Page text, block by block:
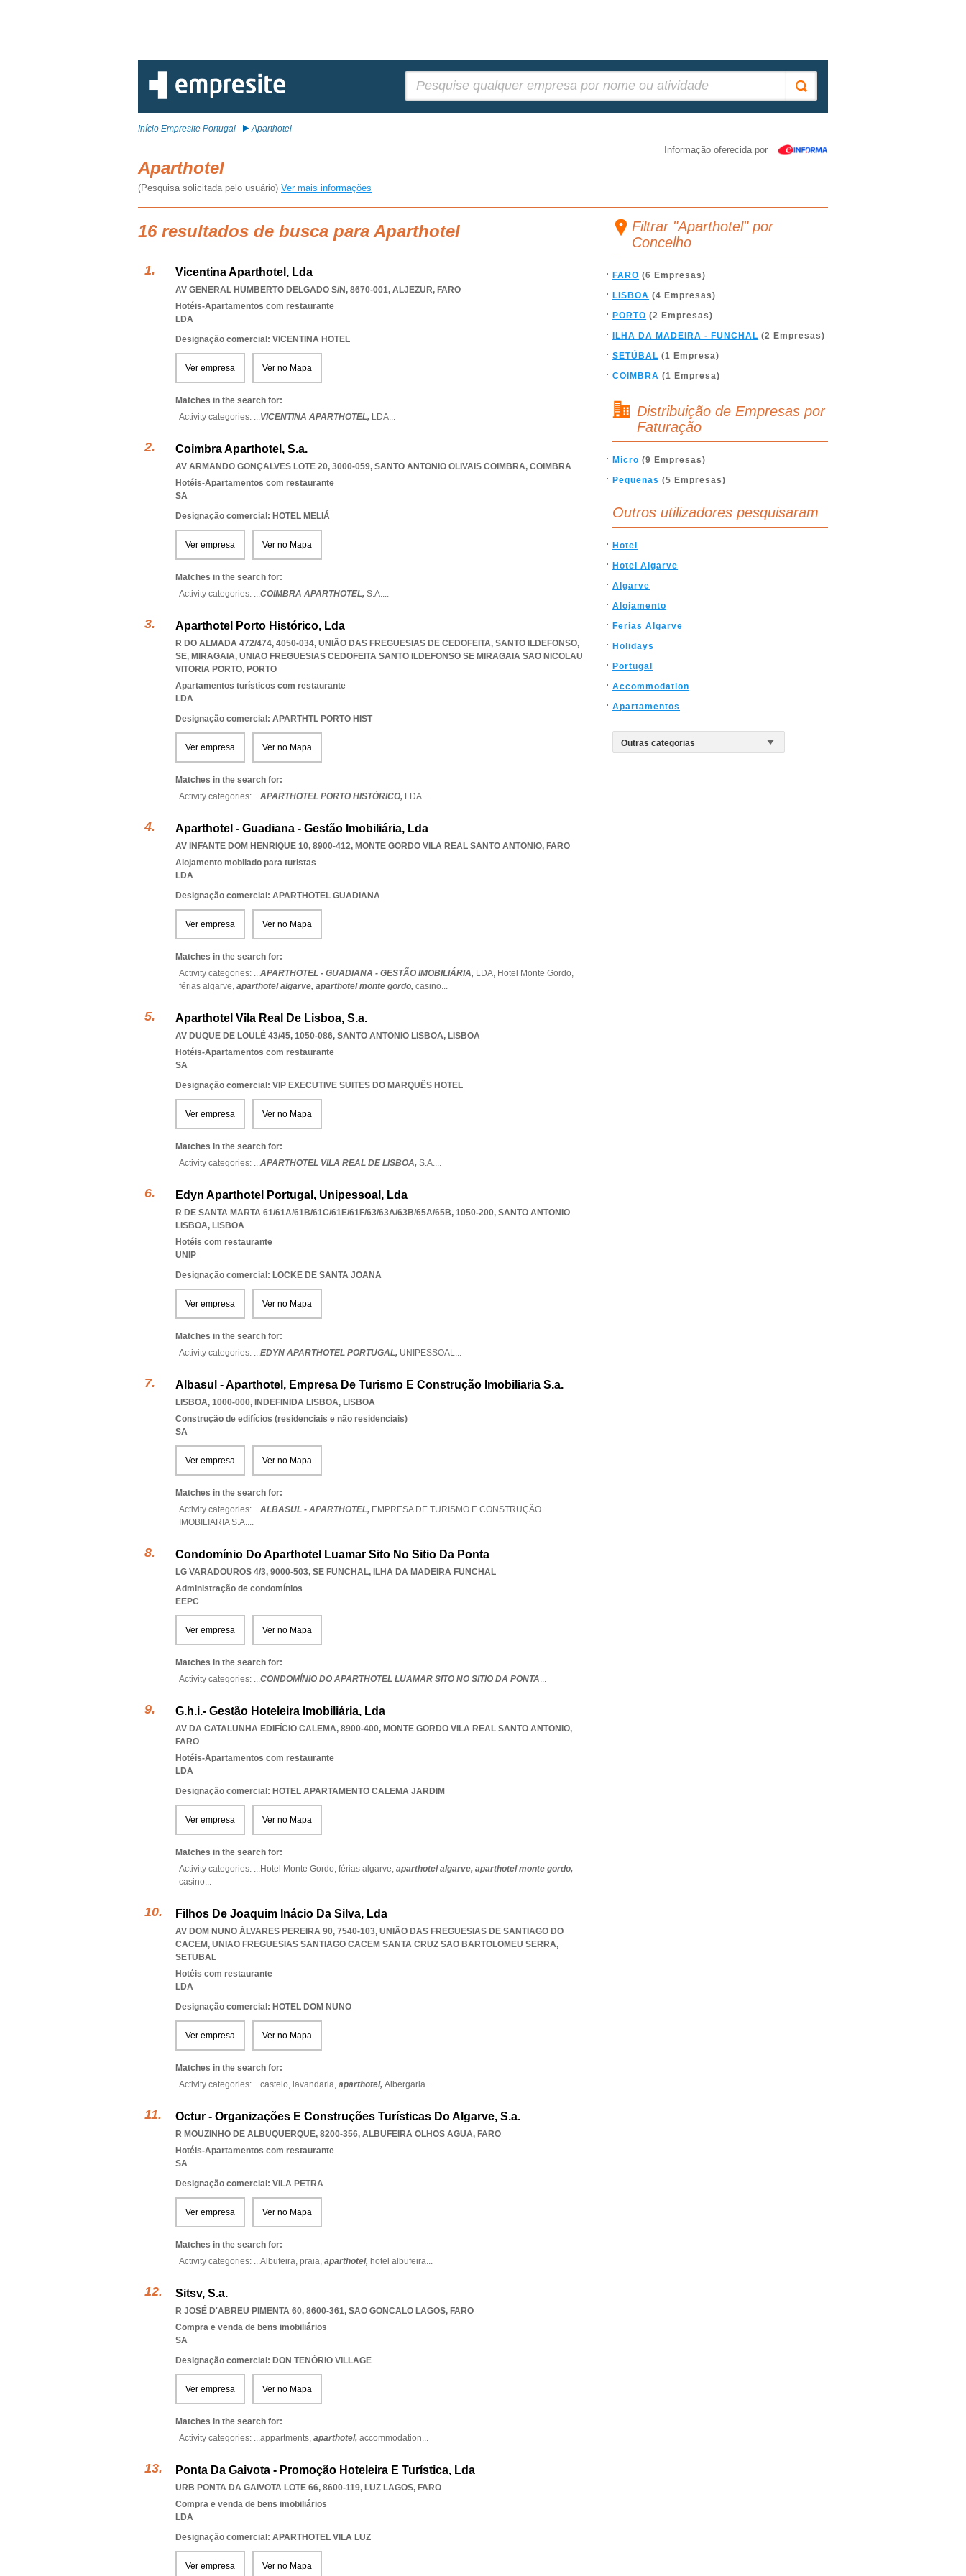
Início Empresite Portugal Aparthotel
Informação oferecida por
Aparthotel
(Pesquisa solicitada pelo usuário) Ver mais informações
16 resultados de busca para Aparthotel
Vicentina Aparthotel, Lda
AV GENERAL HUMBERTO DELGADO S/N, 8670-001, ALJEZUR, FARO
Hotéis-Apartamentos com restaurante
LDA
Designação comercial: VICENTINA HOTEL
Ver empresa Ver no Mapa
Matches in the search for:
Activity categories: ...VICENTINA APARTHOTEL, LDA...
Coimbra Aparthotel, S.a.
AV ARMANDO GONÇALVES LOTE 20, 3000-059, SANTO ANTONIO OLIVAIS COIMBRA, COIMBRA
Hotéis-Apartamentos com restaurante
SA
Designação comercial: HOTEL MELIÁ
Ver empresa Ver no Mapa
Matches in the search for:
Activity categories: ...COIMBRA APARTHOTEL, S.A....
Aparthotel Porto Histórico, Lda
R DO ALMADA 472/474, 4050-034, UNIÃO DAS FREGUESIAS DE CEDOFEITA, SANTO ILDEFONSO,
SE, MIRAGAIA, UNIAO FREGUESIAS CEDOFEITA SANTO ILDEFONSO SE MIRAGAIA SAO NICOLAU
VITORIA PORTO, PORTO
Apartamentos turísticos com restaurante
LDA
Designação comercial: APARTHTL PORTO HIST
Ver empresa Ver no Mapa
Matches in the search for:
Activity categories: ...APARTHOTEL PORTO HISTÓRICO, LDA...
Aparthotel - Guadiana - Gestão Imobiliária, Lda
AV INFANTE DOM HENRIQUE 10, 8900-412, MONTE GORDO VILA REAL SANTO ANTONIO, FARO
Alojamento mobilado para turistas
LDA
Designação comercial: APARTHOTEL GUADIANA
Ver empresa Ver no Mapa
Matches in the search for:
Activity categories: ...APARTHOTEL - GUADIANA - GESTÃO IMOBILIÁRIA, LDA, Hotel Monte Gordo,
férias algarve, aparthotel algarve, aparthotel monte gordo, casino...
Aparthotel Vila Real De Lisboa, S.a.
AV DUQUE DE LOULÉ 43/45, 1050-086, SANTO ANTONIO LISBOA, LISBOA
Hotéis-Apartamentos com restaurante
SA
Designação comercial: VIP EXECUTIVE SUITES DO MARQUÊS HOTEL
Ver empresa Ver no Mapa
Matches in the search for:
Activity categories: ...APARTHOTEL VILA REAL DE LISBOA, S.A....
Edyn Aparthotel Portugal, Unipessoal, Lda
R DE SANTA MARTA 61/61A/61B/61C/61E/61F/63/63A/63B/65A/65B, 1050-200, SANTO ANTONIO
LISBOA, LISBOA
Hotéis com restaurante
UNIP
Designação comercial: LOCKE DE SANTA JOANA
Ver empresa Ver no Mapa
Matches in the search for:
Activity categories: ...EDYN APARTHOTEL PORTUGAL, UNIPESSOAL...
Albasul - Aparthotel, Empresa De Turismo E Construção Imobiliaria S.a.
LISBOA, 1000-000, INDEFINIDA LISBOA, LISBOA
Construção de edifícios (residenciais e não residenciais)
SA
Ver empresa Ver no Mapa
Matches in the search for:
Activity categories: ...ALBASUL - APARTHOTEL, EMPRESA DE TURISMO E CONSTRUÇÃO
IMOBILIARIA S.A....
Condomínio Do Aparthotel Luamar Sito No Sitio Da Ponta
LG VARADOUROS 4/3, 9000-503, SE FUNCHAL, ILHA DA MADEIRA FUNCHAL
Administração de condomínios
EEPC
Ver empresa Ver no Mapa
Matches in the search for:
Activity categories: ...CONDOMÍNIO DO APARTHOTEL LUAMAR SITO NO SITIO DA PONTA...
G.h.i.- Gestão Hoteleira Imobiliária, Lda
AV DA CATALUNHA EDIFÍCIO CALEMA, 8900-400, MONTE GORDO VILA REAL SANTO ANTONIO,
FARO
Hotéis-Apartamentos com restaurante
LDA
Designação comercial: HOTEL APARTAMENTO CALEMA JARDIM
Ver empresa Ver no Mapa
Matches in the search for:
Activity categories: ...Hotel Monte Gordo, férias algarve, aparthotel algarve, aparthotel monte gordo,
casino...
Filhos De Joaquim Inácio Da Silva, Lda
AV DOM NUNO ÁLVARES PEREIRA 90, 7540-103, UNIÃO DAS FREGUESIAS DE SANTIAGO DO
CACEM, UNIAO FREGUESIAS SANTIAGO CACEM SANTA CRUZ SAO BARTOLOMEU SERRA,
SETUBAL
Hotéis com restaurante
LDA
Designação comercial: HOTEL DOM NUNO
Ver empresa Ver no Mapa
Matches in the search for:
Activity categories: ...castelo, lavandaria, aparthotel, Albergaria...
Octur - Organizações E Construções Turísticas Do Algarve, S.a.
R MOUZINHO DE ALBUQUERQUE, 8200-356, ALBUFEIRA OLHOS AGUA, FARO
Hotéis-Apartamentos com restaurante
SA
Designação comercial: VILA PETRA
Ver empresa Ver no Mapa
Matches in the search for:
Activity categories: ...Albufeira, praia, aparthotel, hotel albufeira...
Sitsv, S.a.
R JOSÉ D'ABREU PIMENTA 60, 8600-361, SAO GONCALO LAGOS, FARO
Compra e venda de bens imobiliários
SA
Designação comercial: DON TENÓRIO VILLAGE
Ver empresa Ver no Mapa
Matches in the search for:
Activity categories: ...appartments, aparthotel, accommodation...
Ponta Da Gaivota - Promoção Hoteleira E Turística, Lda
URB PONTA DA GAIVOTA LOTE 66, 8600-119, LUZ LAGOS, FARO
Compra e venda de bens imobiliários
LDA
Designação comercial: APARTHOTEL VILA LUZ
Ver empresa Ver no Mapa
Filtrar "Aparthotel" por
Concelho
FARO (6 Empresas)
LISBOA (4 Empresas)
PORTO (2 Empresas)
ILHA DA MADEIRA - FUNCHAL (2 Empresas)
SETÚBAL (1 Empresa)
COIMBRA (1 Empresa)
Distribuição de Empresas por
Faturação
Micro (9 Empresas)
Pequenas (5 Empresas)
Outros utilizadores pesquisaram
Hotel
Hotel Algarve
Algarve
Alojamento
Ferias Algarve
Holidays
Portugal
Accommodation
Apartamentos